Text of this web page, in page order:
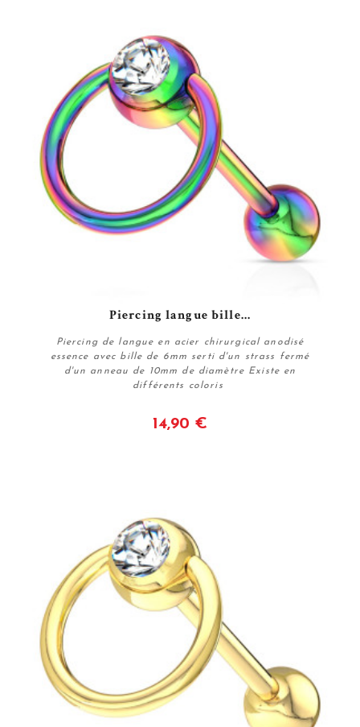
Piercing langue bille...
Piercing de langue en acier chirurgical anodisé
essence avec bille de 6mm serti d'un strass fermé
d'un anneau de 10mm de diamètre Existe en
différents coloris
14,90 €